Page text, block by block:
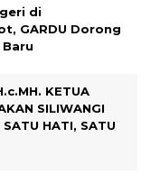
di
GARDU Dorong
KETUA
SILIWANGI
HATI, SATU